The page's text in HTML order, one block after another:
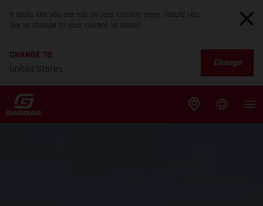
It looks like you are not on your country page. Would you
like to change to your current location?
CHANGE TO
United States
Change